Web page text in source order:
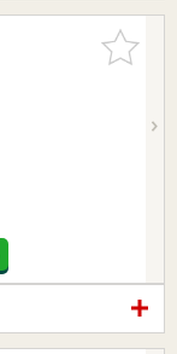
お気に入
りに追加